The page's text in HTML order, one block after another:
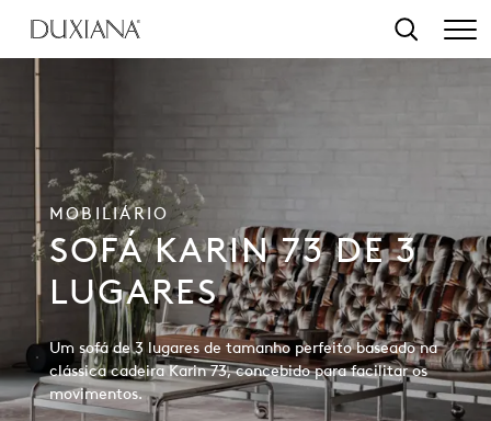
Pesquisar
MOBILIÁRIO
SOFÁ KARIN 73 DE 3
LUGARES
Um sofá de 3 lugares de tamanho perfeito baseado na
clássica cadeira Karin 73, concebido para facilitar os
movimentos.